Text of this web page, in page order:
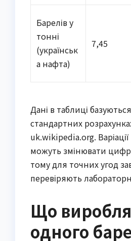
Барелів у
тонні
(українськ
а нафта)
7,45
Дані в таблиці
стандартних
uk.wikipedia.org. Варіації
можуть змінювати
тому для точних угод
перевіряють
Що
одного